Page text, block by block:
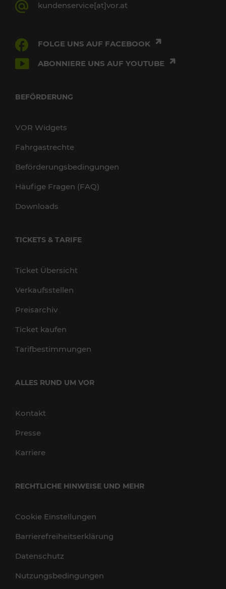
kundenservice[at]vor.at
FOLGE UNS AUF FACEBOOK
ABONNIERE UNS AUF YOUTUBE
BEFÖRDERUNG
VOR Widgets
Fahrgastrechte
Beförderungsbedingungen
Häufige Fragen (FAQ)
Downloads
TICKETS & TARIFE
Ticket Übersicht
Verkaufsstellen
Preisarchiv
Ticket kaufen
Tarifbestimmungen
ALLES RUND UM VOR
Kontakt
Presse
Karriere
RECHTLICHE HINWEISE UND MEHR
Cookie Einstellungen
Barrierefreiheitserklärung
Datenschutz
Nutzungsbedingungen